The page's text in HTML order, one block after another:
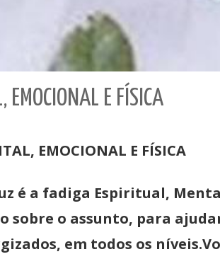
EMOCIONAL E FÍSICA
EMOCIONAL E FÍSICA
é a fadiga Espiritual,
sobre o assunto, para
em todos os